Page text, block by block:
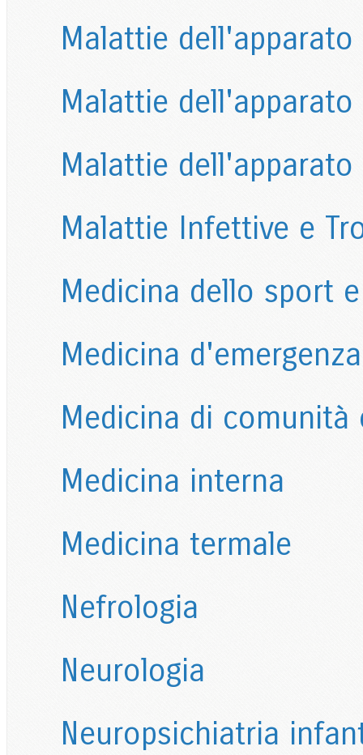
Malattie
Malattie dell'apparato
Malattie
Malattie Infettive e
Medicina dello sport
Medicina
Medicina di
Medicina interna
Medicina termale
Nefrologia
Neurologia
Neuropsichiatria